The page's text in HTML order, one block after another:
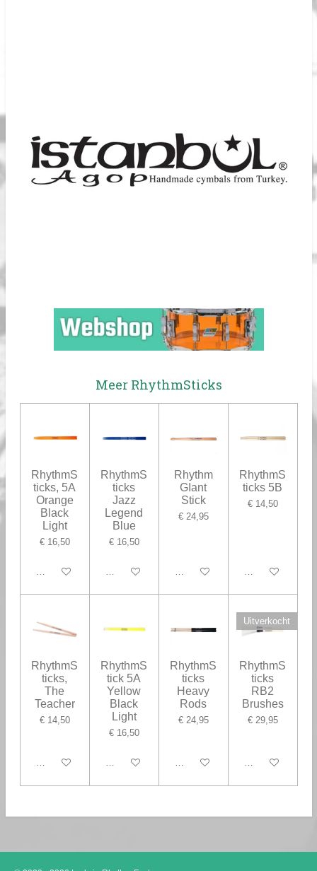
Meer RhythmSticks
RhythmS
ticks, 5A
Orange
Black
Light
€ 16,50
In winkelwagen
RhythmS
ticks
Jazz
Legend
Blue
€ 16,50
In winkelwagen
Rhythm
GIant
Stick
€ 24,95
In winkelwagen
RhythmS
ticks 5B
€ 14,50
In winkelwagen
RhythmS
ticks,
The
Teacher
€ 14,50
In winkelwagen
RhythmS
tick 5A
Yellow
Black
Light
€ 16,50
In winkelwagen
RhythmS
ticks
Heavy
Rods
€ 24,95
In winkelwagen
Uitverkocht
RhythmS
ticks
RB2
Brushes
€ 29,95
Houd mij op de